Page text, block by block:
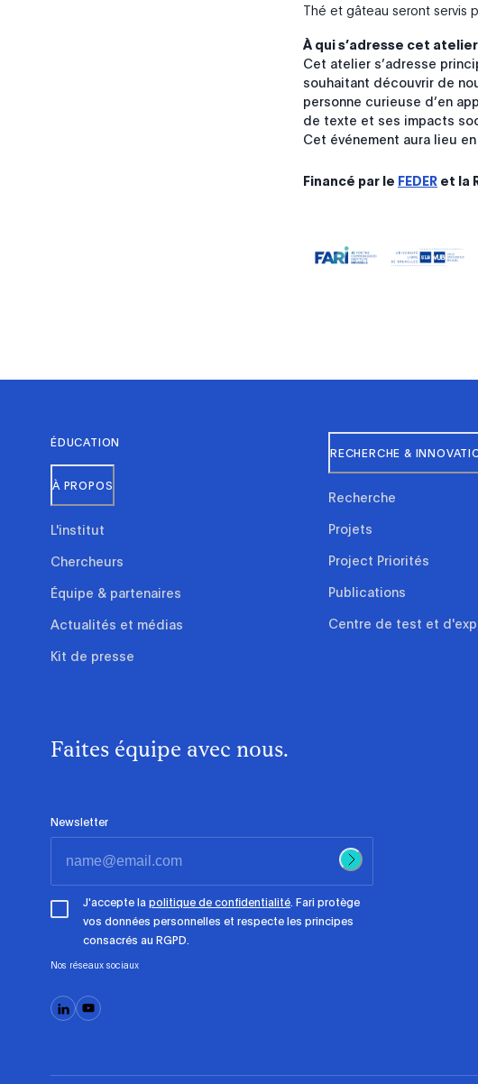
Thé et gâteau seront servis
À qui s’adresse cet
Cet atelier s’adresse
souhaitant découvrir de
personne curieuse d’en
de texte et ses impacts
Cet événement aura lieu
Financé par le FEDER et la
Faites équipe avec nous.
Newsletter
J'accepte la politique de confidentialité . Fari protège
vos données personnelles et respecte les principes
consacrés au RGPD.
ÉDUCATION
À PROPOS
L'institut
Chercheurs
Équipe & partenaires
Actualités et médias
Kit de presse
RECHERCHE &
Recherche
Projets
Project Priorités
Publications
Centre de test et
Nos réseaux sociaux